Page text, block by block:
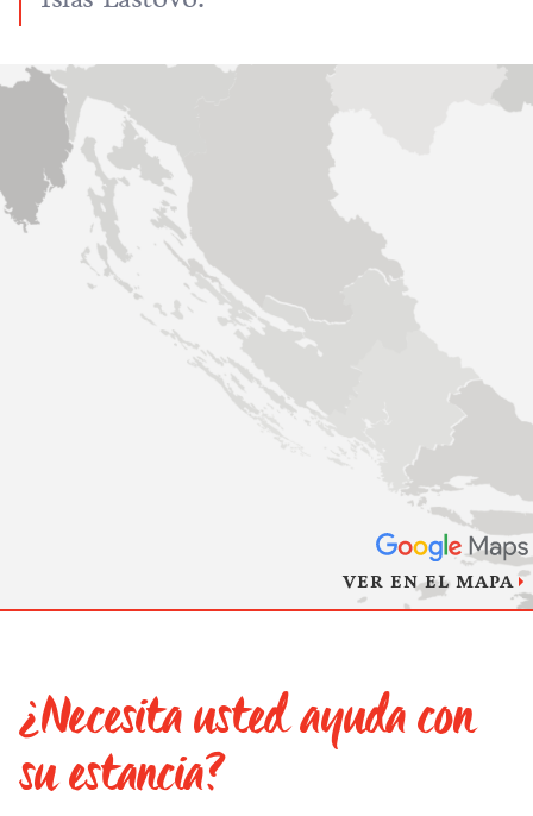
VER EN EL MAPA
¿Necesita usted ayuda con
su estancia?